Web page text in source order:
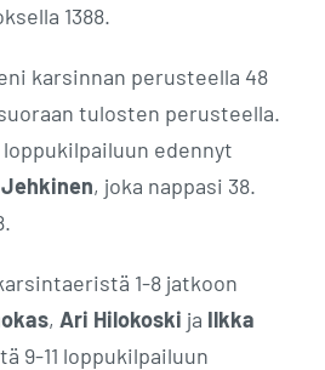
1388.
karsinnan perusteella 48
tulosten perusteella.
edennyt
, joka nappasi 38.
1-8 jatkoon
, Ari Hilokoski ja Ilkka
9-11 loppukilpailuun